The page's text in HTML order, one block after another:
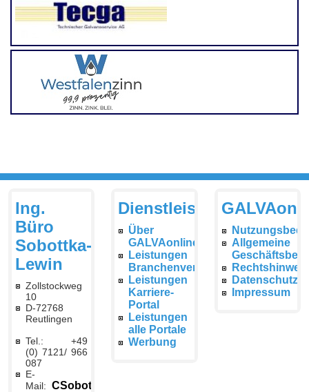
Ing.
Büro
Sobottka-
Lewin
Zollstockweg
10
D-72768
Reutlingen
Tel.: +49
(0) 7121/ 966
087
E-
Mail: CSobottka@galvaonline.de
Dienstleistungen
Über
GALVAonline
Leistungen
Branchenverzeichnis
Leistungen
Karriere-
Portal
Leistungen
alle Portale
Werbung
Allgemeine
Impressum